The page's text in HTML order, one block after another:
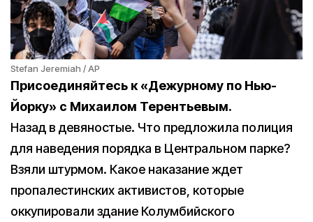
Stefan Jeremiah / AP
Присоединяйтесь к «Дежурному по Нью-
Йорку» с Михаилом Терентьевым.
Назад в девяностые. Что предложила полиция
для наведения порядка в Центральном парке?
Взяли штурмом. Какое наказание ждет
пропалестинских активистов, которые
оккупировали здание Колумбийского